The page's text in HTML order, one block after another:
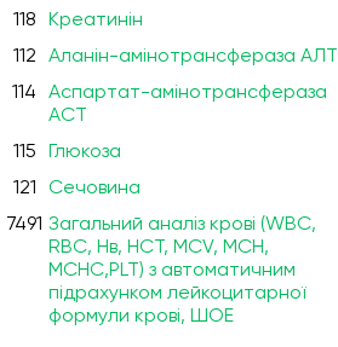
118 Креатинін
112 Аланін-амінотрансфераза АЛТ
114
Аспартат-амінотрансфераза
АСТ
115 Глюкоза
121 Сечовина
7491 Загальний аналіз крові (WBC,
RBC, Нв, HCT, MCV, МСН,
МСНС,PLT) з автоматичним
підрахунком лейкоцитарної
формули крові, ШОЕ